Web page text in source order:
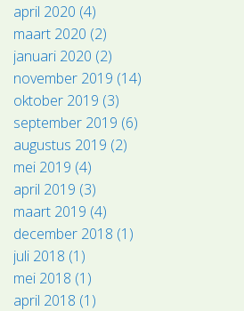
april 2020 (4)
maart 2020 (2)
januari 2020 (2)
november 2019 (14)
oktober 2019 (3)
september 2019 (6)
augustus 2019 (2)
mei 2019 (4)
april 2019 (3)
maart 2019 (4)
december 2018 (1)
juli 2018 (1)
mei 2018 (1)
april 2018 (1)